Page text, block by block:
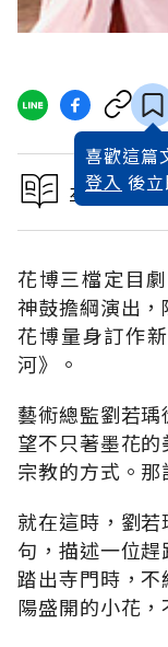
喜歡這篇
登入 後
本文出自遠
花博三檔定目
神鼓擔綱演出
花博量身訂作
河》。
藝術總監劉若
望不只著墨花
宗教的方式。那
就在這時，劉
句，描述一位趕
踏出寺門時，
陽盛開的小花，